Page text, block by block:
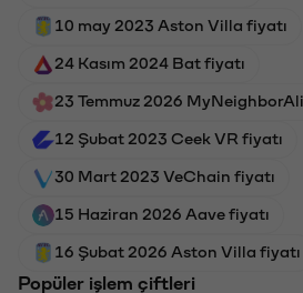
10 may 2023 Aston Villa fiyatı
24 Kasım 2024 Bat fiyatı
23 Temmuz 2026
12 Şubat 2023 Ceek VR fiyatı
30 Mart 2023 VeChain fiyatı
15 Haziran 2026 Aave fiyatı
16 Şubat 2026 Aston Villa fiyatı
Popüler işlem çiftleri